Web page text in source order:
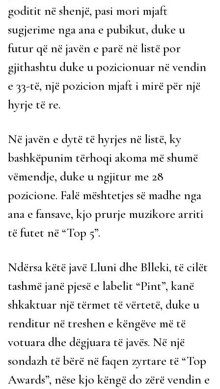
goditit në shenjë, pasi mori mjaft
sugjerime nga ana e pubikut, duke u
futur që në javën e parë në listë por
gjithashtu duke u pozicionuar në vendin
e 33-të, një pozicion mjaft i mirë për një
hyrje të re.
Në javën e dytë të hyrjes në listë, ky
bashkëpunim tërhoqi akoma më shumë
vëmendje, duke u ngjitur me 28
pozicione. Falë mështetjes së madhe nga
ana e fansave, kjo prurje muzikore arriti
të futet në “Top 5”.
Ndërsa këtë javë Lluni dhe Blleki, të cilët
tashmë janë pjesë e labelit “Pint”, kanë
shkaktuar një tërmet të vërtetë, duke u
renditur në treshen e këngëve më të
votuara dhe dëgjuara të javës. Në një
sondazh të bërë në faqen zyrtare të “Top
Awards”, nëse kjo këngë do zërë vendin e